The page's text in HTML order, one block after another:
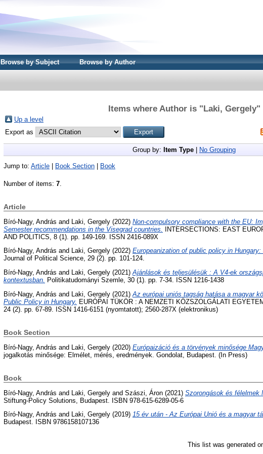
Browse by Subject Browse by Author
Items where Author is "Laki, Gergely"
Up a level
Export as
Group by: Item Type No Grouping
Jump to: Article Book Section Book
Number of items: 7
Article
Bíró-Nagy, András and Laki, Gergely (2022) Non-compulsory compliance with the EU:
Semester recommendations in the Visegrad countries.
INTERSECTIONS: EAST
AND POLITICS, 8 (1). pp. 149-169. ISSN 2416-089X
Bíró-Nagy, András and Laki, Gergely (2022) Europeanization of public policy in Hungary:
Journal of Political Science, 29 (2). pp. 101-124.
Bíró-Nagy, András and Laki, Gergely (2021)Ajánlások és teljesülésük : A V4-ek
kontextusban. Politikatudományi Szemle, 30 (1). pp. 7-34. ISSN 1216-1438
Bíró-Nagy, András and Laki, Gergely (2021) Az európai uniós tagság hatása a magyar
Public Policy in Hungary. EURÓPAI TÜKÖR : A NEMZETI KÖZSZOLGÁLATI
24 (2). pp. 67-89. ISSN 1416-6151 (nyomtatott); 2560-287X (elektronikus)
Book Section
Bíró-Nagy, András and Laki, Gergely (2020) Európaizáció és a törvények minősége
jogalkotás minősége: Elmélet, mérés, eredmények. Gondolat, Budapest. (In Press)
Book
Bíró-Nagy, András and Laki, Gergely and Szászi, Áron (2021) Szorongások és félelmek
Stiftung-Policy Solutions, Budapest. ISBN 978-615-6289-05-6
Bíró-Nagy, András and Laki, Gergely (2019) 15 év után - Az Európai Unió és a magyar
Budapest. ISBN 9786158107136
This list was generated